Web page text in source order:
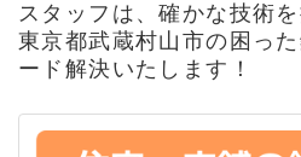
スタッフは、確かな技術
東京都武蔵村山市の困っ
ード解決いたします！